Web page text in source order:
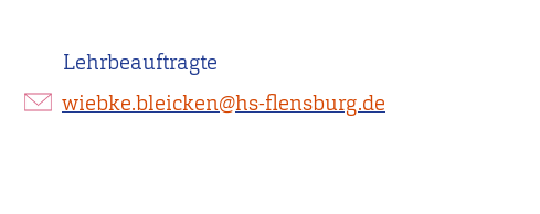
Lehrbeauftragte
wiebke.bleicken@hs-flensburg.de